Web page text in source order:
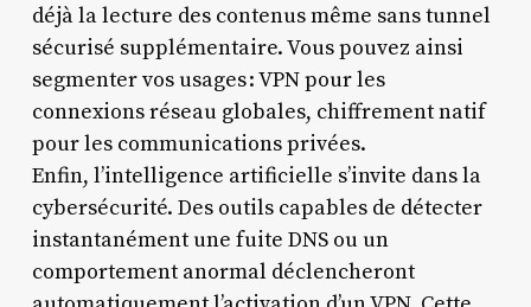
déjà la lecture des contenus même sans tunnel
sécurisé supplémentaire. Vous pouvez ainsi
segmenter vos usages : VPN pour les
connexions réseau globales, chiffrement natif
pour les communications privées.
Enfin, l’intelligence artificielle s’invite dans la
cybersécurité. Des outils capables de détecter
instantanément une fuite DNS ou un
comportement anormal déclencheront